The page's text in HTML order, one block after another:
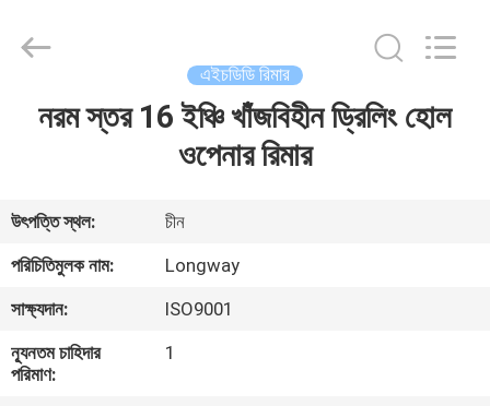
বাড়ি
ভিডিও
আমাদের
সম্পর্কে
এইচডিডি রিমার
নরম স্তর 16 ইঞ্চি খাঁজবিহীন ড্রিলিং হোল
ওপেনার রিমার
উৎপত্তি স্থল:
চীন
পরিচিতিমুলক নাম:
Longway
সাক্ষ্যদান:
ISO9001
ন্যূনতম চাহিদার
পরিমাণ:
1